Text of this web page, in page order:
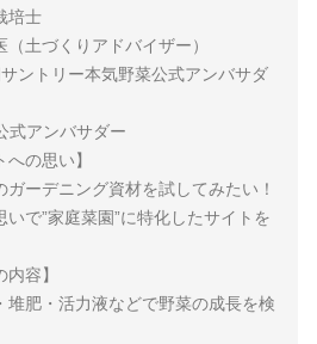
培士
土づくりアドバイザー）
ントリー本気野菜公式アンバサダ
式アンバサダー
への思い】
ガーデニング資材を試してみたい！
いで”家庭菜園”に特化したサイトを
内容】
堆肥・活力液などで野菜の成長を検